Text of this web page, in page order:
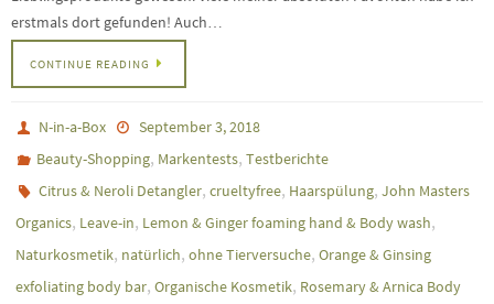
erstmals dort gefunden! Auch…
CONTINUE READING
N-in-a-Box
September 3, 2018
Beauty-Shopping, Markentests,Testberichte
Citrus & Neroli Detangler,crueltyfree, Haarspülung,John Masters
Organics, Leave-in, Lemon & Ginger foaming hand & Body wash,
Naturkosmetik, natürlich, ohne Tierversuche, Orange & Ginsing
exfoliating body bar, Organische Kosmetik, Rosemary & Arnica Body